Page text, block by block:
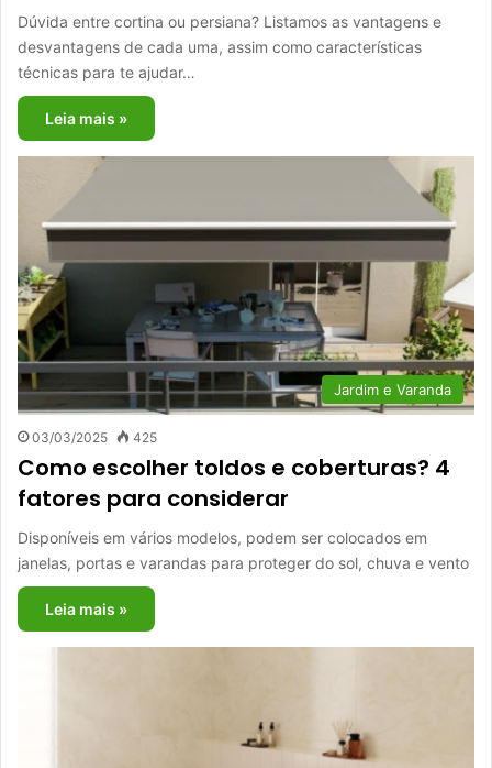
Dúvida entre cortina ou persiana? Listamos as vantagens e
desvantagens de cada uma, assim como características
técnicas para te ajudar…
Leia mais »
Jardim e Varanda
03/03/2025 425
Como escolher toldos e coberturas? 4
fatores para considerar
Disponíveis em vários modelos, podem ser colocados em
janelas, portas e varandas para proteger do sol, chuva e vento
Leia mais »